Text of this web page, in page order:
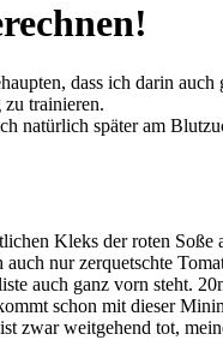
dass ich darin
trainieren.
natürlich später am
Kleks der roten
nur zerquetschte
auch ganz vorn steht.
schon mit dieser
weitgehend tot,